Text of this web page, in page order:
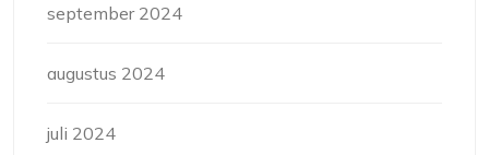
september 2024
augustus 2024
juli 2024